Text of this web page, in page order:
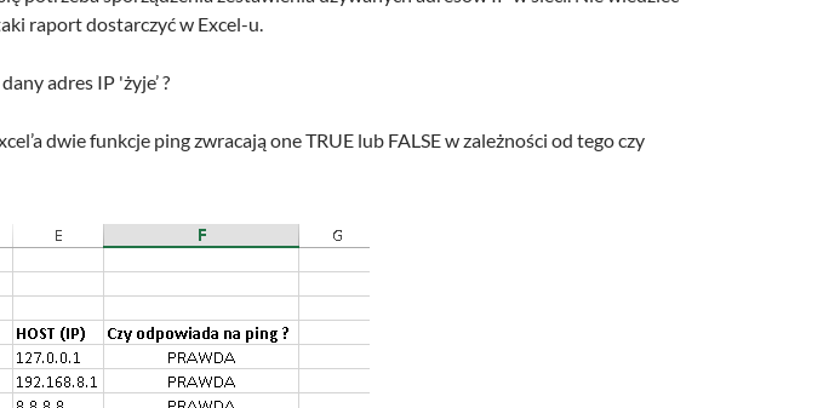
raport dostarczyć w Excel-u.
adres IP 'żyje’ ?
dwie funkcje ping zwracają one TRUE lub FALSE w zależności od tego czy